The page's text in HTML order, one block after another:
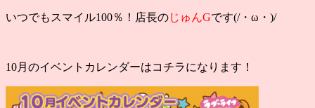
いつでもスマイル100％！ 店長のじゅんGです(/・ω・)/
10月のイベントカレンダーはコチラになります！